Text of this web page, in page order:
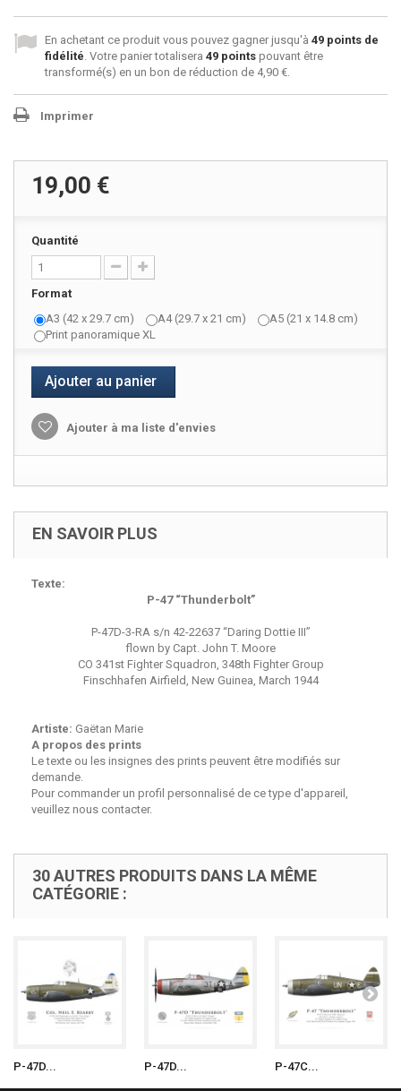
En achetant ce produit vous pouvez gagner jusqu'à 49 points de
fidélité. Votre panier totalisera 49 points pouvant être
transformé(s) en un bon de réduction de 4,90 €.
Imprimer
19,00 €
Quantité
Format
A3 (42 x 29.7 cm)
A4 (29.7 x 21 cm)
A5 (21 x 14.8 cm)
Print panoramique XL
Ajouter au panier
Ajouter à ma liste d'envies
EN SAVOIR PLUS
Texte:
P-47 “Thunderbolt”
P-47D-3-RA s/n 42-22637 “Daring Dottie III”
flown by Capt. John T. Moore
CO 341st Fighter Squadron, 348th Fighter Group
Finschhafen Airfield, New Guinea, March 1944
Artiste: Gaëtan Marie
A propos des prints
Le texte ou les insignes des prints peuvent être modifiés sur
demande.
Pour commander un profil personnalisé de ce type d'appareil,
veuillez nous contacter.
30 AUTRES PRODUITS DANS LA MÊME
CATÉGORIE :
P-47D... P-47D... P-47C...